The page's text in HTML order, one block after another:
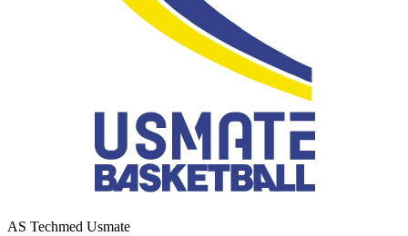
AS Techmed Usmate